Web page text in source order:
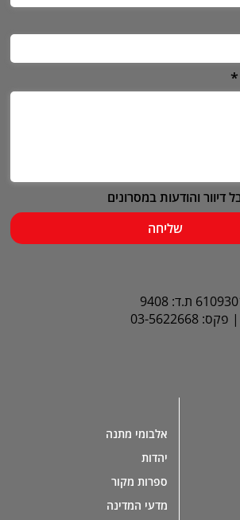
דיוור והודעות במסרונים
שליחה
אלבומי מתנה
יהדות
ספרות מקור
מדעי המדינה